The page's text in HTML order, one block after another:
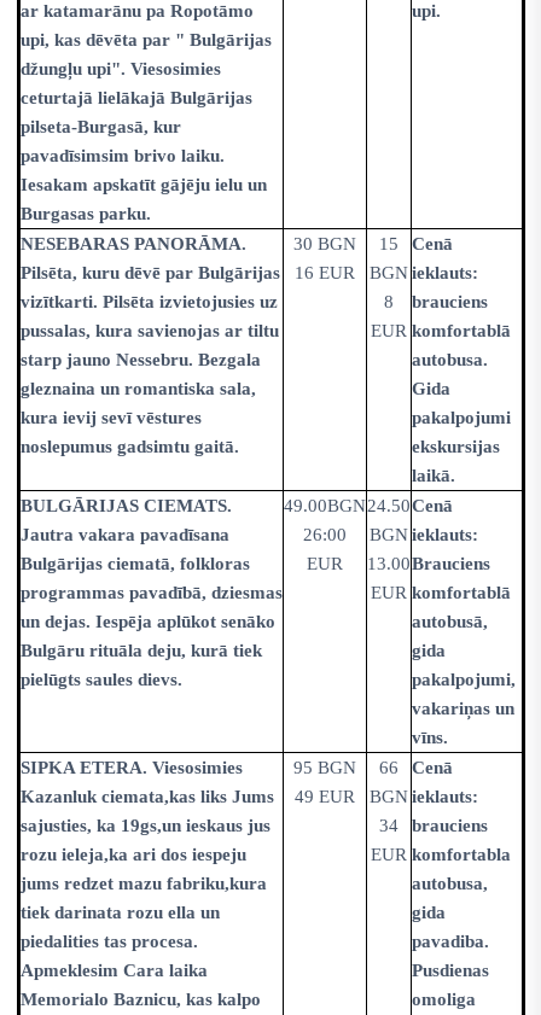
ar katamarānu pa Ropotāmo
upi, kas dēvēta par " Bulgārijas
džungļu upi". Viesosimies
ceturtajā lielākajā Bulgārijas
pilseta-Burgasā, kur
pavadīsimsim brivo laiku.
Iesakam apskatīt gājēju ielu un
Burgasas parku.
upi.
NESEBARAS PANORĀMA.
Pilsēta, kuru dēvē par Bulgārijas
vizītkarti. Pilsēta izvietojusies uz
pussalas, kura savienojas ar tiltu
starp jauno Nessebru. Bezgala
gleznaina un romantiska sala,
kura ievij sevī vēstures
noslepumus gadsimtu gaitā.
30 BGN
16 EUR
15
BGN
8
EUR
Cenā
ieklauts:
brauciens
komfortablā
autobusa.
Gida
pakalpojumi
ekskursijas
laikā.
BULGĀRIJAS CIEMATS.
Jautra vakara pavadīsana
Bulgārijas ciematā, folkloras
programmas pavadībā, dziesmas
un dejas. Iespēja aplūkot senāko
Bulgāru rituāla deju, kurā tiek
pielūgts saules dievs.
49.00BGN
26:00
EUR
24.50
BGN
13.00
EUR
Cenā
ieklauts:
Brauciens
komfortablā
autobusā,
gida
pakalpojumi,
vakariņas un
vīns.
SIPKA ETERA. Viesosimies
Kazanluk ciemata,kas liks Jums
sajusties, ka 19gs,un ieskaus jus
rozu ieleja,ka ari dos iespeju
jums redzet mazu fabriku,kura
tiek darinata rozu ella un
piedalities tas procesa.
Apmeklesim Cara laika
Memorialo Baznicu, kas kalpo
95 BGN
49 EUR
66
BGN
34
EUR
Cenā
ieklauts:
brauciens
komfortabla
autobusa,
gida
pavadiba.
Pusdienas
omoliga